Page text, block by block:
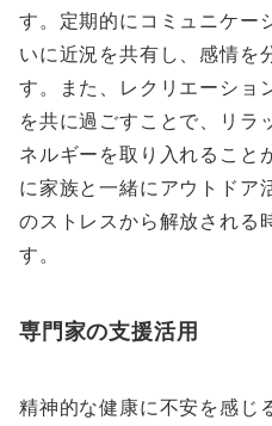
す。定期的にコミュニケー
いに近況を共有し、感情を
す。また、レクリエーショ
を共に過ごすことで、リラ
ネルギーを取り入れること
に家族と一緒にアウトドア
のストレスから解放される
す。
専門家の支援活用
精神的な健康に不安を感じ